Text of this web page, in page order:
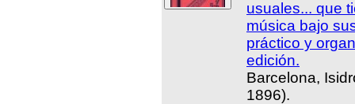
usuales... que
música bajo
práctico y
edición.
Barcelona,
1896).